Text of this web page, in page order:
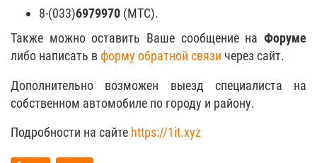
8-(033)6979970 (МТС).
Также можно оставить Ваше сообщение на Форуме
либо написать в форму обратной связи через сайт.
Дополнительно возможен выезд специалиста на
собственном автомобиле по городу и району.
Подробности на сайте https://1it.xyz